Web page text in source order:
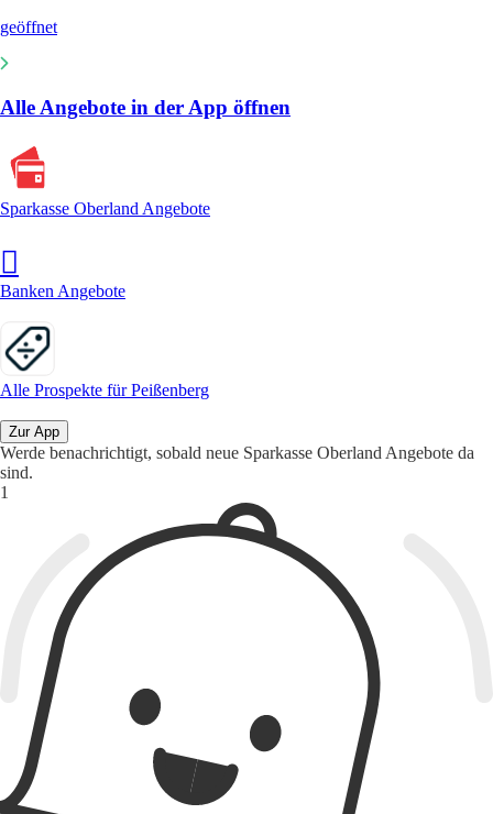
geöffnet
Alle Angebote in der App öffnen
Sparkasse Oberland Angebote
Banken Angebote
Alle Prospekte für Peißenberg
Zur App
Werde benachrichtigt, sobald neue Sparkasse Oberland Angebote da
sind.